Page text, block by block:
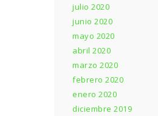
julio 2020
junio 2020
mayo 2020
abril 2020
marzo 2020
febrero 2020
enero 2020
diciembre 2019